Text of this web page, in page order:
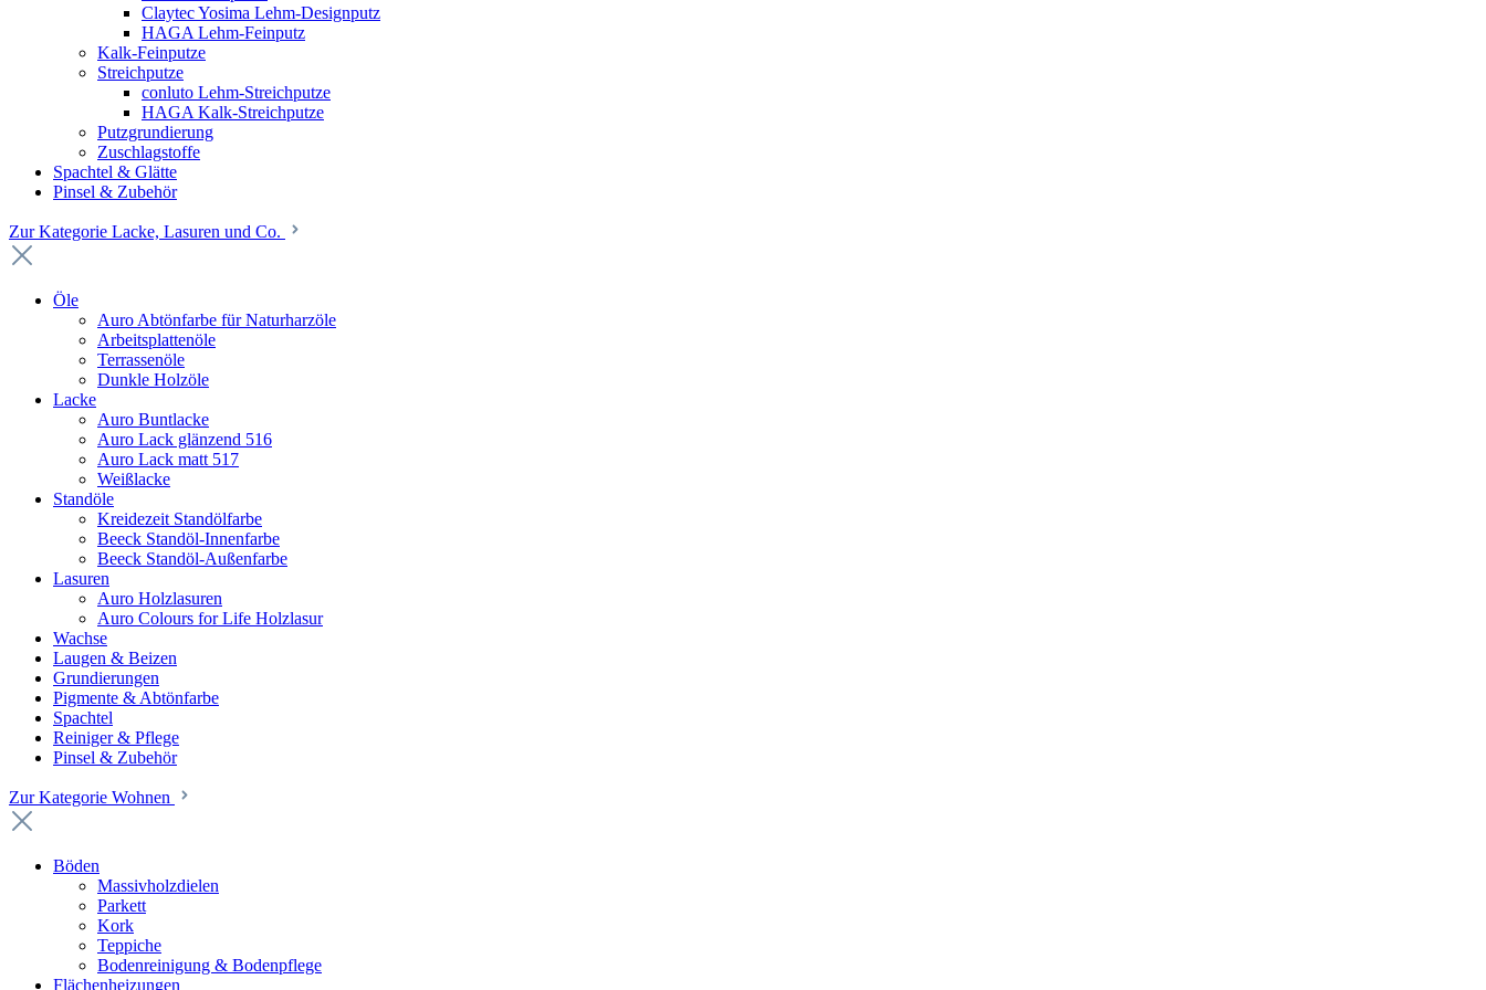
Claytec Yosima Lehm-Designputz
HAGA Lehm-Feinputz
Kalk-Feinputze
Streichputze
conluto Lehm-Streichputze
HAGA Kalk-Streichputze
Putzgrundierung
Zuschlagstoffe
Spachtel & Glätte
Pinsel & Zubehör
Zur Kategorie Lacke, Lasuren und Co.
Öle
Auro Abtönfarbe für Naturharzöle
Arbeitsplattenöle
Terrassenöle
Dunkle Holzöle
Lacke
Auro Buntlacke
Auro Lack glänzend 516
Auro Lack matt 517
Weißlacke
Standöle
Kreidezeit Standölfarbe
Beeck Standöl-Innenfarbe
Beeck Standöl-Außenfarbe
Lasuren
Auro Holzlasuren
Auro Colours for Life Holzlasur
Wachse
Laugen & Beizen
Grundierungen
Pigmente & Abtönfarbe
Spachtel
Reiniger & Pflege
Pinsel & Zubehör
Zur Kategorie Wohnen
Böden
Massivholzdielen
Parkett
Kork
Teppiche
Bodenreinigung & Bodenpflege
Flächenheizungen